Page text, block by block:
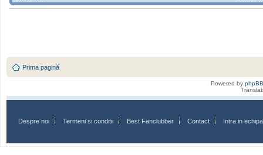
Prima pagină
Powered by phpBB
Despre noi Termeni si conditii Best Fanclubber Contact Intra in